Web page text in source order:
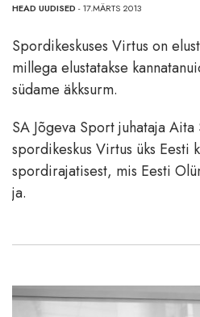
HEAD UUDISED - 17.MÄRTS 2013
Spordikeskuses Virtus on
millega elustatakse
südame äkksurm.
SA Jõgeva Sport juhataja Aita
spordikeskus Virtus üks Eesti
spordirajatisest, mis Eesti
ja.